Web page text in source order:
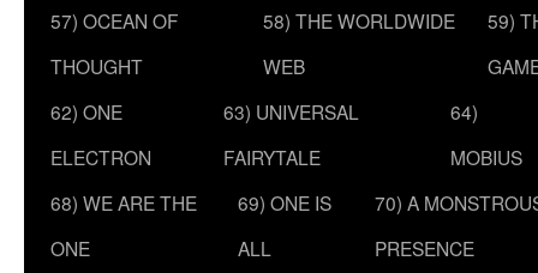
57) OCEAN OF
THOUGHT
58) THE WORLDWIDE
WEB
59)
62) ONE
ELECTRON
63) UNIVERSAL
FAIRYTALE
64)
MOBIUS
68) WE ARE THE
ONE
69) ONE IS
ALL
70) A
PRESENCE